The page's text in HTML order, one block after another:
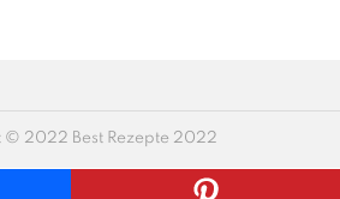
© 2022 Best Rezepte 2022